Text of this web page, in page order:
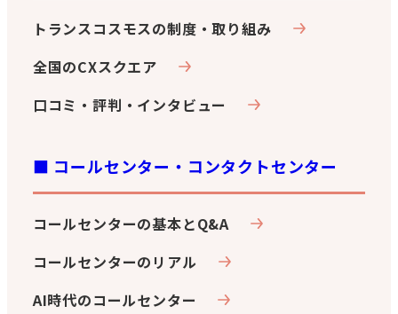
ジ
送
トランスコスモスの制度・取り組み
全国のCXスクエア
口コミ・評判・インタビュー
■ コールセンター・コンタクトセンター
コールセンターの基本とQ&A
コールセンターのリアル
AI時代のコールセンター